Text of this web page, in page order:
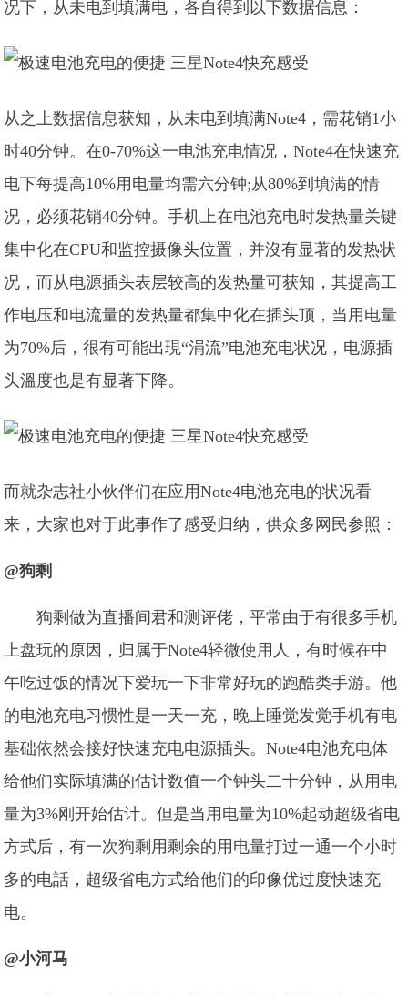
况下，从未电到填满电，各自得到以下数据信息：
从之上数据信息获知，从未电到填满Note4，需花销1小
时40分钟。在0-70%这一电池充电情况，Note4在快速充
电下每提高10%用电量均需六分钟;从80%到填满的情
况，必须花销40分钟。手机上在电池充电时发热量关键
集中化在CPU和监控摄像头位置，并沒有显著的发热状
况，而从电源插头表层较高的发热量可获知，其提高工
作电压和电流量的发热量都集中化在插头顶，当用电量
为70%后，很有可能出現“涓流”电池充电状况，电源插
头溫度也是有显著下降。
而就杂志社小伙伴们在应用Note4电池充电的状况看
来，大家也对于此事作了感受归纳，供众多网民参照：
@狗剩
狗剩做为直播间君和测评佬，平常由于有很多手机
上盘玩的原因，归属于Note4轻微使用人，有时候在中
午吃过饭的情况下爱玩一下非常好玩的跑酷类手游。他
的电池充电习惯性是一天一充，晚上睡觉发觉手机有电
基础依然会接好快速充电电源插头。Note4电池充电体
给他们实际填满的估计数值一个钟头二十分钟，从用电
量为3%刚开始估计。但是当用电量为10%起动超级省电
方式后，有一次狗剩用剩余的用电量打过一通一个小时
多的电話，超级省电方式给他们的印像优过度快速充
电。
@小河马